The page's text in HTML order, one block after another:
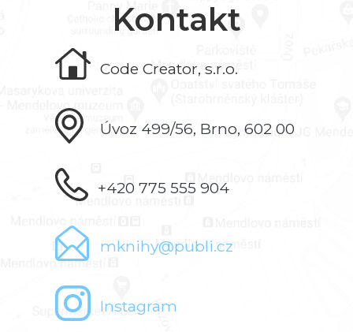
Kontakt
Code Creator, s.r.o.
Úvoz 499/56, Brno, 602 00
+420 775 555 904
mknihy@publi.cz
Instagram